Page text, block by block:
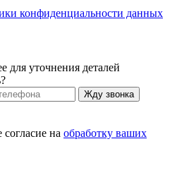
конфиденциальности данных
для уточнения деталей
Жду звонка
на обработку ваших